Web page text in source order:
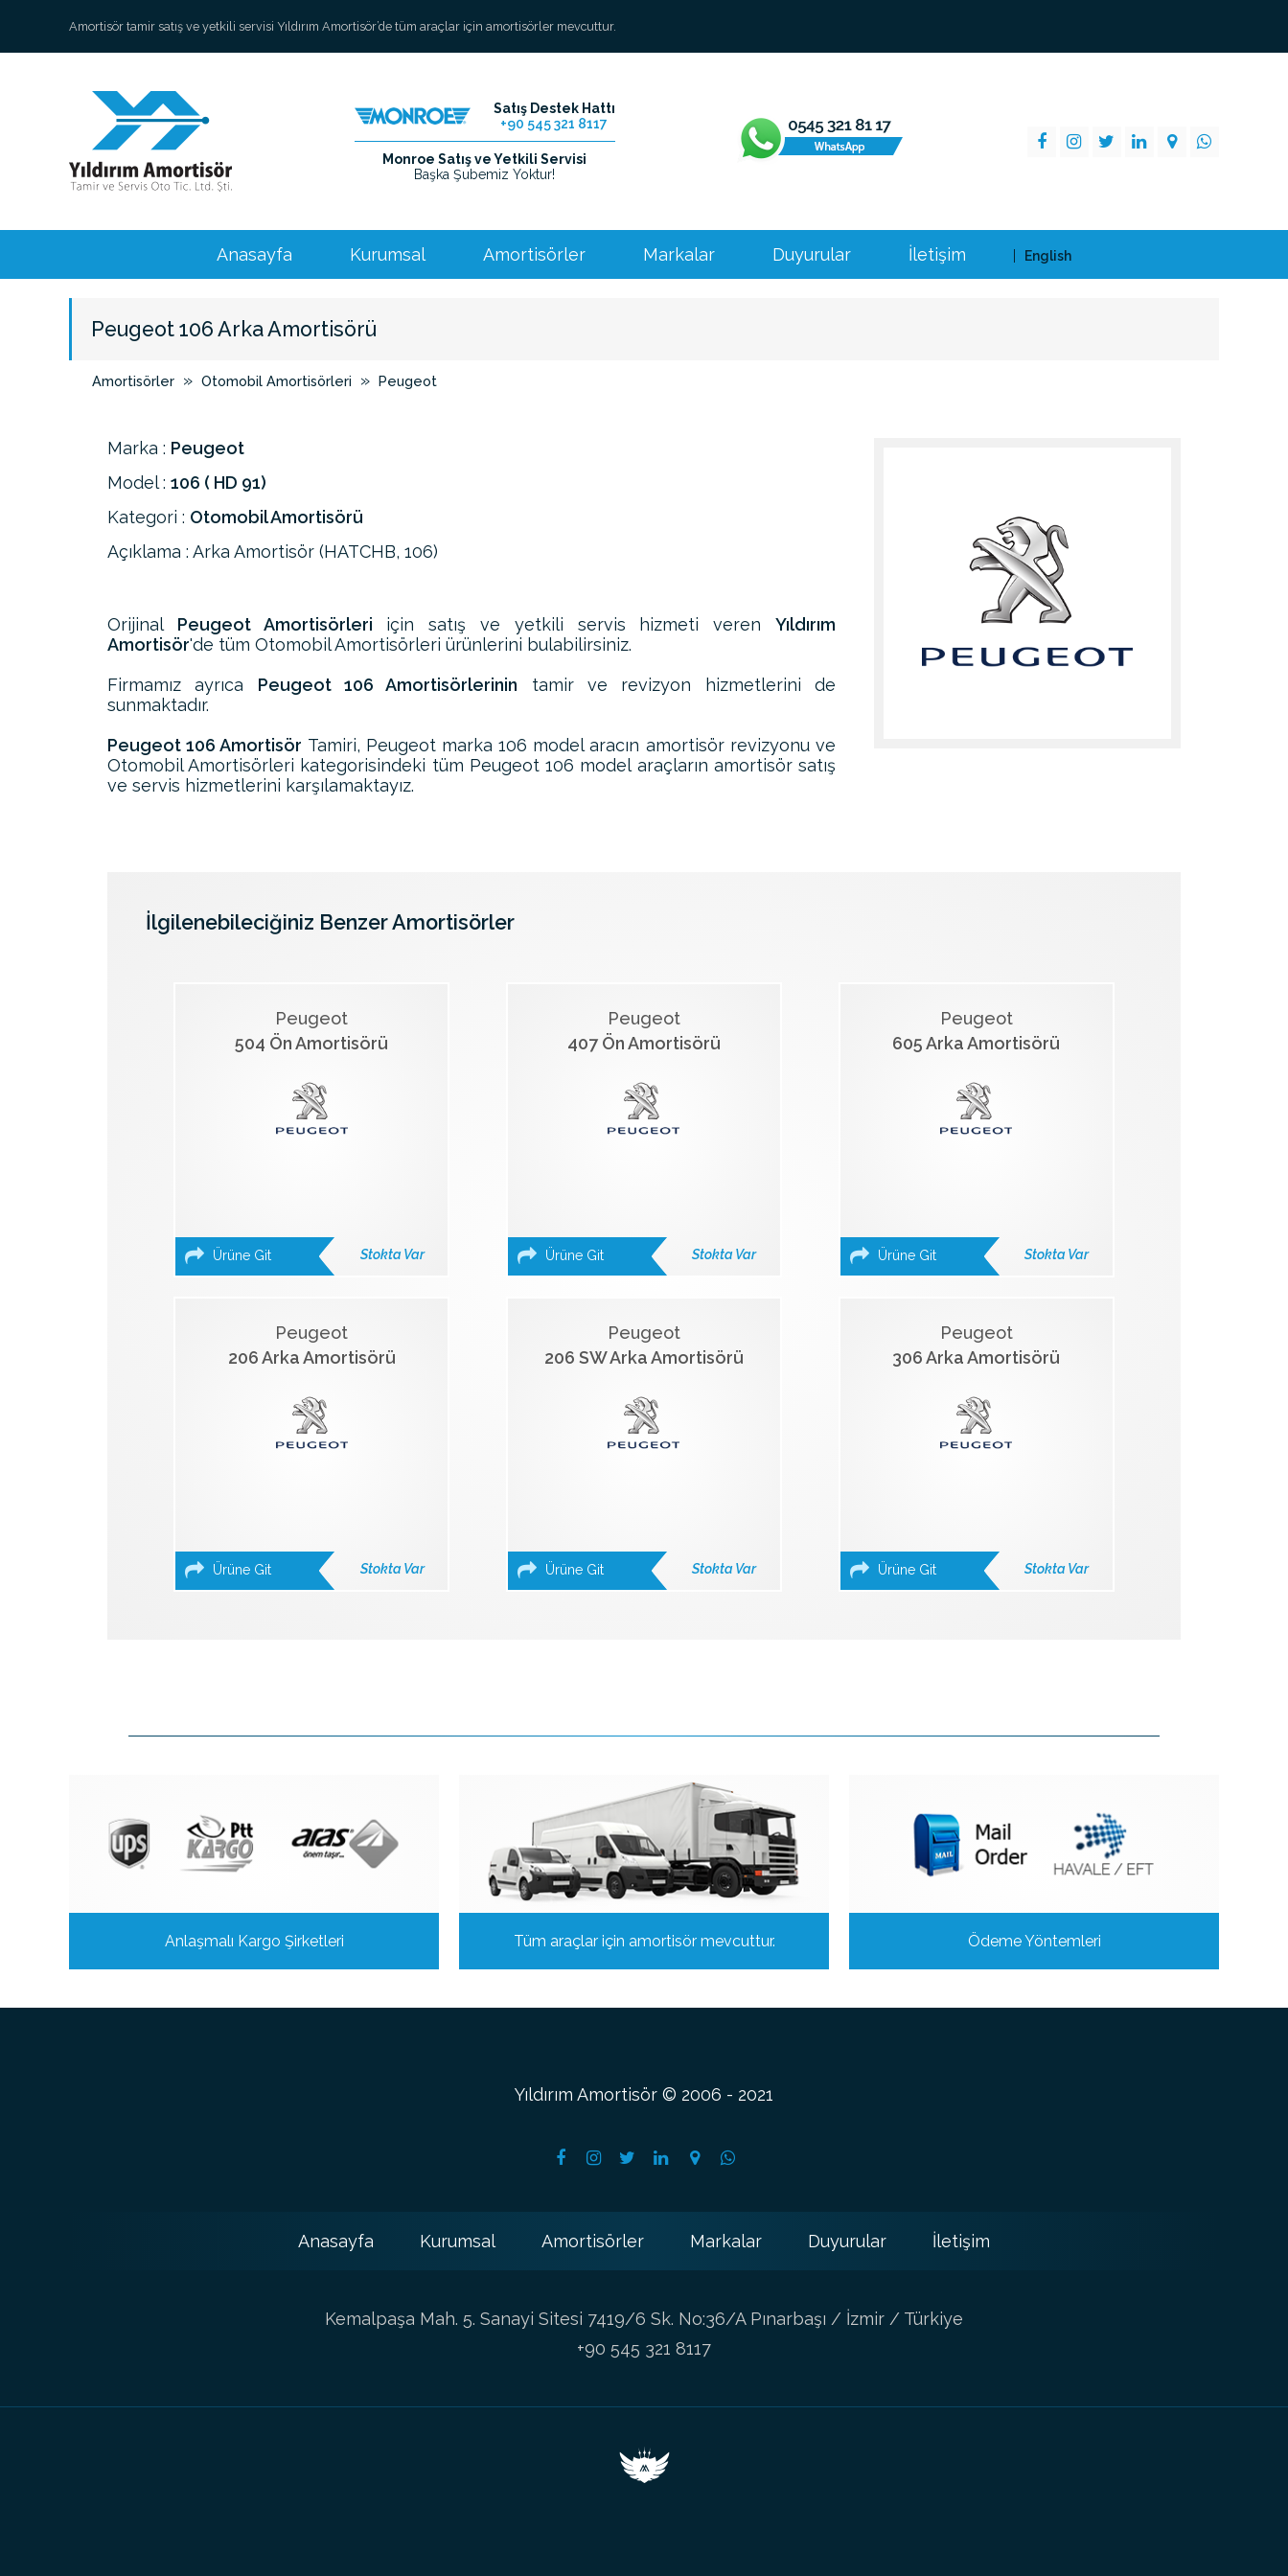
Amortisör tamir satış ve yetkili servisi Yıldırım Amortisör’de tüm araçlar için amortisörler mevcuttur.
Satış Destek Hattı
+90 545 321 8117
Monroe Satış ve Yetkili Servisi
Başka Şubemiz Yoktur!
Anasayfa Kurumsal Amortisörler Markalar Duyurular İletişim English
Peugeot 106 Arka Amortisörü
Amortisörler » Otomobil Amortisörleri » Peugeot
Marka : Peugeot
Model : 106 ( HD 91)
Kategori : Otomobil Amortisörü
Açıklama : Arka Amortisör (HATCHB, 106)
Orijinal Peugeot Amortisörleri için satış ve yetkili servis hizmeti verenYıldırım
Amortisör'de tüm Otomobil Amortisörleri ürünlerini bulabilirsiniz.
Firmamız ayrıca Peugeot 106 Amortisörlerinin tamir ve revizyon hizmetlerini de
sunmaktadır.
Peugeot 106 Amortisör Tamiri, Peugeot marka 106 model aracın amortisör revizyonu ve
Otomobil Amortisörleri kategorisindeki tüm Peugeot 106 model araçların amortisör satış
ve servis hizmetlerini karşılamaktayız.
İlgilenebileciğiniz Benzer Amortisörler
Peugeot
504 Ön Amortisörü
Ürüne Git Stokta Var
Peugeot
407 Ön Amortisörü
Ürüne Git Stokta Var
Peugeot
605 Arka Amortisörü
Ürüne Git Stokta Var
Peugeot
206 Arka Amortisörü
Ürüne Git Stokta Var
Peugeot
206 SW Arka Amortisörü
Ürüne Git Stokta Var
Peugeot
306 Arka Amortisörü
Ürüne Git Stokta Var
Anlaşmalı Kargo Şirketleri Tüm araçlar için amortisör mevcuttur. Ödeme Yöntemleri
Yıldırım Amortisör © 2006 - 2021
Anasayfa Kurumsal Amortisörler Markalar Duyurular İletişim
Kemalpaşa Mah. 5. Sanayi Sitesi 7419/6 Sk. No:36/A Pınarbaşı / İzmir / Türkiye
+90 545 321 8117